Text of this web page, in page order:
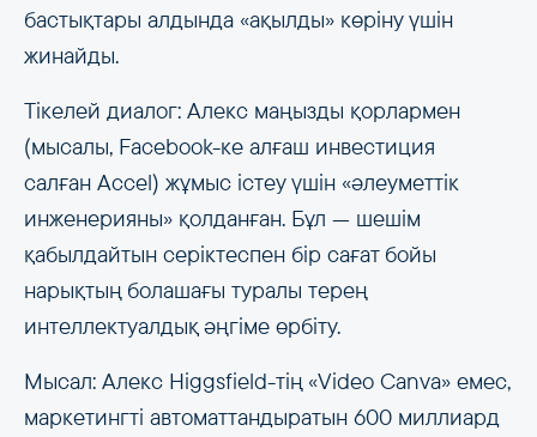
бастықтары алдында «ақылды» көріну үшін
жинайды.
Тікелей диалог: Алекс маңызды қорлармен
(мысалы, Facebook-ке алғаш инвестиция
салған Accel) жұмыс істеу үшін «әлеуметтік
инженерияны» қолданған. Бұл — шешім
қабылдайтын серіктеспен бір сағат бойы
нарықтың болашағы туралы терең
интеллектуалдық әңгіме өрбіту.
Мысал: Алекс Higgsfield-тің «Video Canva» емес,
маркетингті автоматтандыратын 600 миллиард